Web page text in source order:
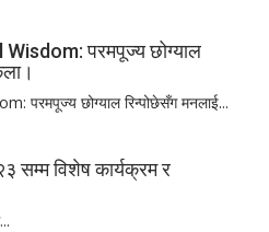
परमपूज्य छोग्याल
छोग्याल रिन्पोछेसँग मनलाई...
२३ सम्म विशेष कार्यक्रम र